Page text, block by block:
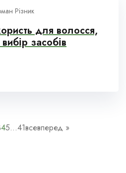
Різник
для волосся,
засобів
45...41всевперед »